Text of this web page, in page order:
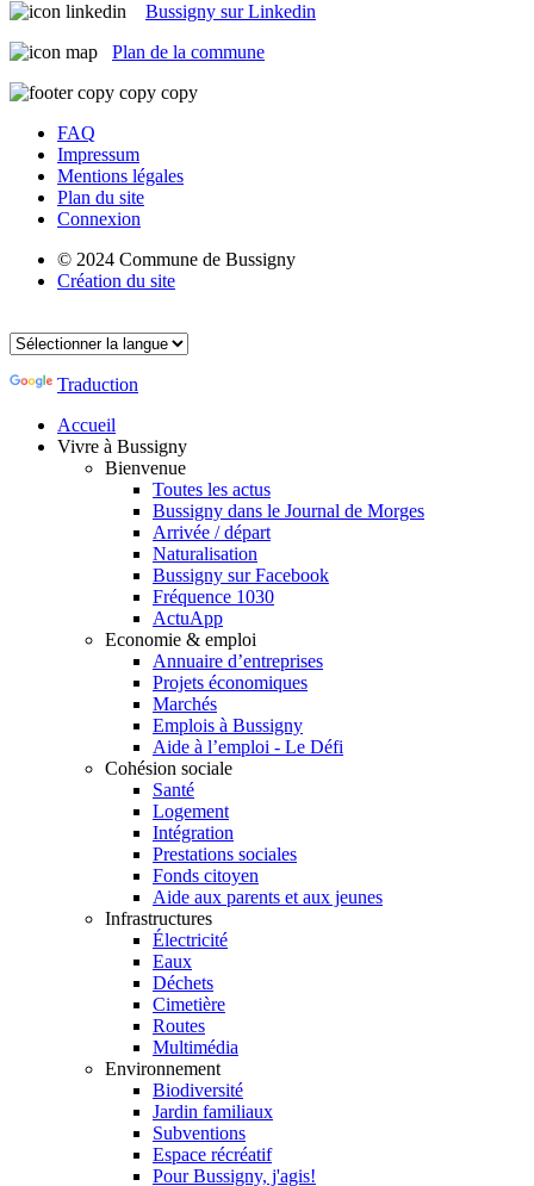
Bussigny sur Linkedin
Plan de la commune
FAQ
Impressum
Mentions légales
Plan du site
Connexion
© 2024 Commune de Bussigny
Création du site
Traduction
Accueil
Vivre à Bussigny
Bienvenue
Toutes les actus
Bussigny dans le Journal de Morges
Arrivée / départ
Naturalisation
Bussigny sur Facebook
Fréquence 1030
ActuApp
Economie & emploi
Annuaire d’entreprises
Projets économiques
Marchés
Emplois à Bussigny
Aide à l’emploi - Le Défi
Cohésion sociale
Santé
Logement
Intégration
Prestations sociales
Fonds citoyen
Aide aux parents et aux jeunes
Infrastructures
Électricité
Eaux
Déchets
Cimetière
Routes
Multimédia
Environnement
Biodiversité
Jardin familiaux
Subventions
Espace récréatif
Pour Bussigny, j'agis!